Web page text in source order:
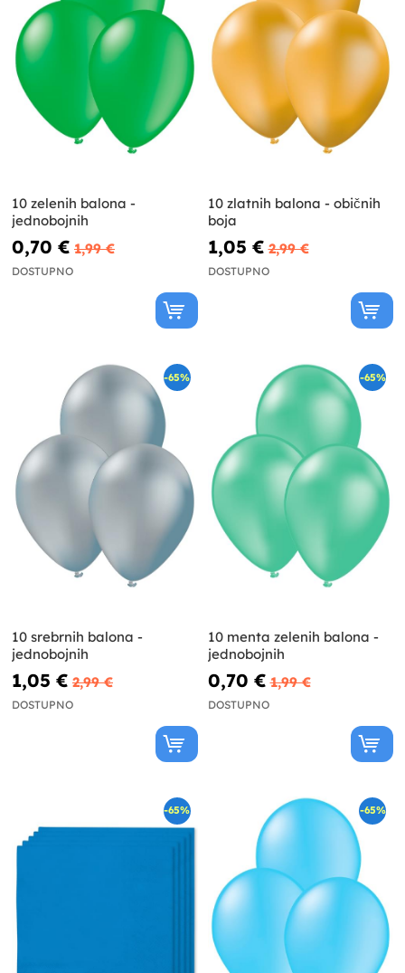
10 zelenih balona -
jednobojnih
0,70 € 1,99 €
DOSTUPNO
10 zlatnih balona - običnih
boja
1,05 € 2,99 €
DOSTUPNO
-65%
10 srebrnih balona -
jednobojnih
1,05 € 2,99 €
DOSTUPNO
-65%
10 menta zelenih balona -
jednobojnih
0,70 € 1,99 €
DOSTUPNO
-65% -65%